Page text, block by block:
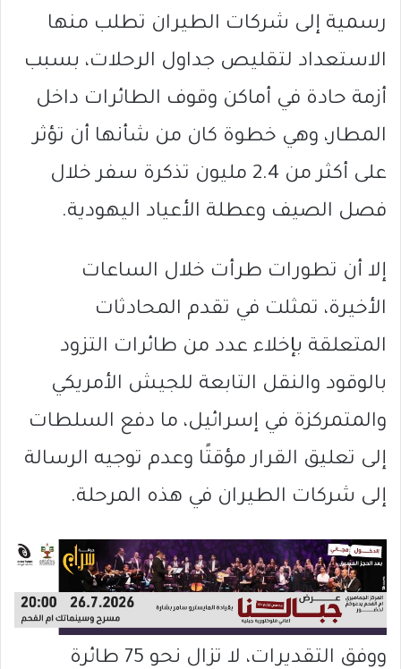
رسمية إلى شركات الطيران تطلب منها
الاستعداد لتقليص جداول الرحلات، بسبب
أزمة حادة في أماكن وقوف الطائرات داخل
المطار، وهي خطوة كان من شأنها أن تؤثر
على أكثر من 2.4 مليون تذكرة سفر خلال
فصل الصيف وعطلة الأعياد اليهودية.
إلا أن تطورات طرأت خلال الساعات
الأخيرة، تمثلت في تقدم المحادثات
المتعلقة بإخلاء عدد من طائرات التزود
بالوقود والنقل التابعة للجيش الأمريكي
والمتمركزة في إسرائيل، ما دفع السلطات
إلى تعليق القرار مؤقتًا وعدم توجيه الرسالة
إلى شركات الطيران في هذه المرحلة.
ووفق التقديرات، لا تزال نحو 75 طائرة